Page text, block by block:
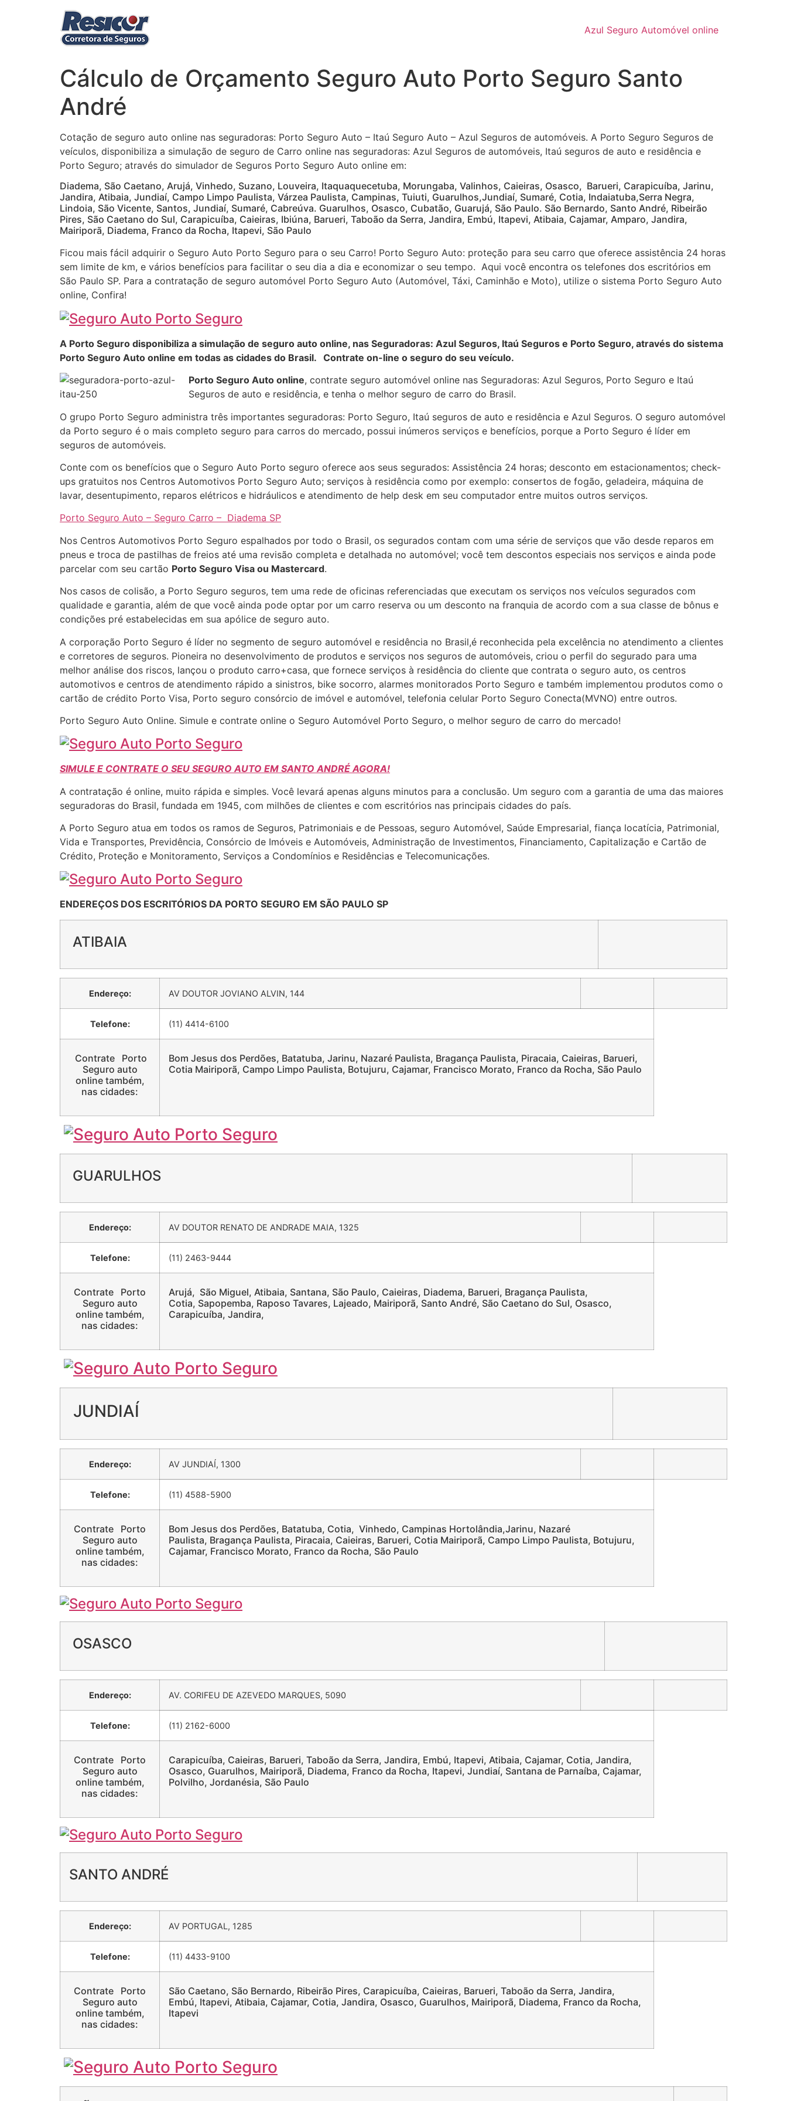
Azul Seguro Automóvel online
Cálculo de Orçamento Seguro Auto Porto Seguro Santo
André
Cotação de seguro auto online nas seguradoras: Porto Seguro Auto – Itaú Seguro Auto – Azul Seguros de automóveis. A Porto Seguro Seguros de
veículos, disponibiliza a simulação de seguro de Carro online nas seguradoras: Azul Seguros de automóveis, Itaú seguros de auto e residência e
Porto Seguro; através do simulador de Seguros Porto Seguro Auto online em:
Diadema, São Caetano, Arujá, Vinhedo, Suzano, Louveira, Itaquaquecetuba, Morungaba, Valinhos, Caieiras, Osasco, Barueri, Carapicuíba, Jarinu,
Jandira, Atibaia, Jundiaí, Campo Limpo Paulista, Várzea Paulista, Campinas, Tuiuti, Guarulhos,Jundiaí, Sumaré, Cotia, Indaiatuba,Serra Negra,
Lindoia, São Vicente, Santos, Jundiaí, Sumaré, Cabreúva. Guarulhos, Osasco, Cubatão, Guarujá, São Paulo. São Bernardo, Santo André, Ribeirão
Pires, São Caetano do Sul, Carapicuíba, Caieiras, Ibiúna, Barueri, Taboão da Serra, Jandira, Embú, Itapevi, Atibaia, Cajamar, Amparo, Jandira,
Mairiporã, Diadema, Franco da Rocha, Itapevi, São Paulo
Ficou mais fácil adquirir o Seguro Auto Porto Seguro para o seu Carro! Porto Seguro Auto: proteção para seu carro que oferece assistência 24 horas
sem limite de km, e vários benefícios para facilitar o seu dia a dia e economizar o seu tempo. Aqui você encontra os telefones dos escritórios em
São Paulo SP. Para a contratação de seguro automóvel Porto Seguro Auto (Automóvel, Táxi, Caminhão e Moto), utilize o sistema Porto Seguro Auto
online, Confira!
A Porto Seguro disponibiliza a simulação de seguro auto online, nas Seguradoras: Azul Seguros, Itaú Seguros e Porto Seguro, através do sistema
Porto Seguro Auto online em todas as cidades do Brasil. Contrate on-line o seguro do seu veículo.
Porto Seguro Auto online, contrate seguro automóvel online nas Seguradoras: Azul Seguros, Porto Seguro e Itaú
Seguros de auto e residência, e tenha o melhor seguro de carro do Brasil.
O grupo Porto Seguro administra três importantes seguradoras: Porto Seguro, Itaú seguros de auto e residência e Azul Seguros. O seguro automóvel
da Porto seguro é o mais completo seguro para carros do mercado, possui inúmeros serviços e benefícios, porque a Porto Seguro é líder em
seguros de automóveis.
Conte com os benefícios que o Seguro Auto Porto seguro oferece aos seus segurados: Assistência 24 horas; desconto em estacionamentos; check-
ups gratuitos nos Centros Automotivos Porto Seguro Auto; serviços à residência como por exemplo: consertos de fogão, geladeira, máquina de
lavar, desentupimento, reparos elétricos e hidráulicos e atendimento de help desk em seu computador entre muitos outros serviços.
Porto Seguro Auto – Seguro Carro – Diadema SP
Nos Centros Automotivos Porto Seguro espalhados por todo o Brasil, os segurados contam com uma série de serviços que vão desde reparos em
pneus e troca de pastilhas de freios até uma revisão completa e detalhada no automóvel; você tem descontos especiais nos serviços e ainda pode
parcelar com seu cartão Porto Seguro Visa ou Mastercard.
Nos casos de colisão, a Porto Seguro seguros, tem uma rede de oficinas referenciadas que executam os serviços nos veículos segurados com
qualidade e garantia, além de que você ainda pode optar por um carro reserva ou um desconto na franquia de acordo com a sua classe de bônus e
condições pré estabelecidas em sua apólice de seguro auto.
A corporação Porto Seguro é líder no segmento de seguro automóvel e residência no Brasil,é reconhecida pela excelência no atendimento a clientes
e corretores de seguros. Pioneira no desenvolvimento de produtos e serviços nos seguros de automóveis, criou o perfil do segurado para uma
melhor análise dos riscos, lançou o produto carro+casa, que fornece serviços à residência do cliente que contrata o seguro auto, os centros
automotivos e centros de atendimento rápido a sinistros, bike socorro, alarmes monitorados Porto Seguro e também implementou produtos como o
cartão de crédito Porto Visa, Porto seguro consórcio de imóvel e automóvel, telefonia celular Porto Seguro Conecta(MVNO) entre outros.
Porto Seguro Auto Online. Simule e contrate online o Seguro Automóvel Porto Seguro, o melhor seguro de carro do mercado!
SIMULE E CONTRATE O SEU SEGURO AUTO EM SANTO ANDRÉ AGORA!
A contratação é online, muito rápida e simples. Você levará apenas alguns minutos para a conclusão. Um seguro com a garantia de uma das maiores
seguradoras do Brasil, fundada em 1945, com milhões de clientes e com escritórios nas principais cidades do país.
A Porto Seguro atua em todos os ramos de Seguros, Patrimoniais e de Pessoas, seguro Automóvel, Saúde Empresarial, fiança locatícia, Patrimonial,
Vida e Transportes, Previdência, Consórcio de Imóveis e Automóveis, Administração de Investimentos, Financiamento, Capitalização e Cartão de
Crédito, Proteção e Monitoramento, Serviços a Condomínios e Residências e Telecomunicações.
ENDEREÇOS DOS ESCRITÓRIOS DA PORTO SEGURO EM SÃO PAULO SP
ATIBAIA
Endereço: AV DOUTOR JOVIANO ALVIN, 144
Telefone: (11) 4414-6100
Contrate Porto
Seguro auto
online também,
nas cidades:
Bom Jesus dos Perdões, Batatuba, Jarinu, Nazaré Paulista, Bragança Paulista, Piracaia, Caieiras, Barueri,
Cotia Mairiporã, Campo Limpo Paulista, Botujuru, Cajamar, Francisco Morato, Franco da Rocha, São Paulo
GUARULHOS
Endereço: AV DOUTOR RENATO DE ANDRADE MAIA, 1325
Telefone: (11) 2463-9444
Contrate Porto
Seguro auto
online também,
nas cidades:
Arujá, São Miguel, Atibaia, Santana, São Paulo, Caieiras, Diadema, Barueri, Bragança Paulista,
Cotia, Sapopemba, Raposo Tavares, Lajeado, Mairiporã, Santo André, São Caetano do Sul, Osasco,
Carapicuíba, Jandira,
JUNDIAÍ
Endereço: AV JUNDIAÍ, 1300
Telefone: (11) 4588-5900
Contrate Porto
Seguro auto
online também,
nas cidades:
Bom Jesus dos Perdões, Batatuba, Cotia, Vinhedo, Campinas Hortolândia,Jarinu, Nazaré
Paulista, Bragança Paulista, Piracaia, Caieiras, Barueri, Cotia Mairiporã, Campo Limpo Paulista, Botujuru,
Cajamar, Francisco Morato, Franco da Rocha, São Paulo
OSASCO
Endereço: AV. CORIFEU DE AZEVEDO MARQUES, 5090
Telefone: (11) 2162-6000
Contrate Porto
Seguro auto
online também,
nas cidades:
Carapicuíba, Caieiras, Barueri, Taboão da Serra, Jandira, Embú, Itapevi, Atibaia, Cajamar, Cotia, Jandira,
Osasco, Guarulhos, Mairiporã, Diadema, Franco da Rocha, Itapevi, Jundiaí, Santana de Parnaíba, Cajamar,
Polvilho, Jordanésia, São Paulo
SANTO ANDRÉ
Endereço: AV PORTUGAL, 1285
Telefone: (11) 4433-9100
Contrate Porto
Seguro auto
online também,
nas cidades:
São Caetano, São Bernardo, Ribeirão Pires, Carapicuíba, Caieiras, Barueri, Taboão da Serra, Jandira,
Embú, Itapevi, Atibaia, Cajamar, Cotia, Jandira, Osasco, Guarulhos, Mairiporã, Diadema, Franco da Rocha,
Itapevi